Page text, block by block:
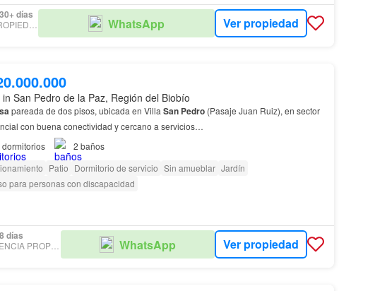
días
WhatsApp Ver propiedad
in San Pedro de la Paz, Región del Biobío
pareada de dos pisos, ubicada en Villa San Pedro(Pasaje Juan Ruiz), en sector
con buena conectividad y cercano a servicios…
dormitorios 2 baños
Patio Dormitorio de servicio Sin amueblar Jardín
para personas con discapacidad
días
FLORENCIA PROPIEDADES WhatsApp Ver propiedad